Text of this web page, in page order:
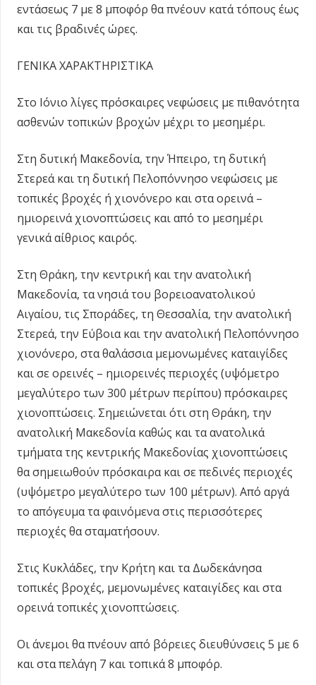
εντάσεως 7 με 8 μποφόρ θα πνέουν κατά τόπους έως
και τις βραδινές ώρες.
ΓΕΝΙΚΑ ΧΑΡΑΚΤΗΡΙΣΤΙΚΑ
Στο Ιόνιο λίγες πρόσκαιρες νεφώσεις με πιθανότητα
ασθενών τοπικών βροχών μέχρι το μεσημέρι.
Στη δυτική Μακεδονία, την Ήπειρο, τη δυτική
Στερεά και τη δυτική Πελοπόννησο νεφώσεις με
τοπικές βροχές ή χιονόνερο και στα ορεινά –
ημιορεινά χιονοπτώσεις και από το μεσημέρι
γενικά αίθριος καιρός.
Στη Θράκη, την κεντρική και την ανατολική
Μακεδονία, τα νησιά του βορειοανατολικού
Αιγαίου, τις Σποράδες, τη Θεσσαλία, την ανατολική
Στερεά, την Εύβοια και την ανατολική Πελοπόννησο
χιονόνερο, στα θαλάσσια μεμονωμένες καταιγίδες
και σε ορεινές – ημιορεινές περιοχές (υψόμετρο
μεγαλύτερο των 300 μέτρων περίπου) πρόσκαιρες
χιονοπτώσεις. Σημειώνεται ότι στη Θράκη, την
ανατολική Μακεδονία καθώς και τα ανατολικά
τμήματα της κεντρικής Μακεδονίας χιονοπτώσεις
θα σημειωθούν πρόσκαιρα και σε πεδινές περιοχές
(υψόμετρο μεγαλύτερο των 100 μέτρων). Από αργά
το απόγευμα τα φαινόμενα στις περισσότερες
περιοχές θα σταματήσουν.
Στις Κυκλάδες, την Κρήτη και τα Δωδεκάνησα
τοπικές βροχές, μεμονωμένες καταιγίδες και στα
ορεινά τοπικές χιονοπτώσεις.
Οι άνεμοι θα πνέουν από βόρειες διευθύνσεις 5 με 6
και στα πελάγη 7 και τοπικά 8 μποφόρ.